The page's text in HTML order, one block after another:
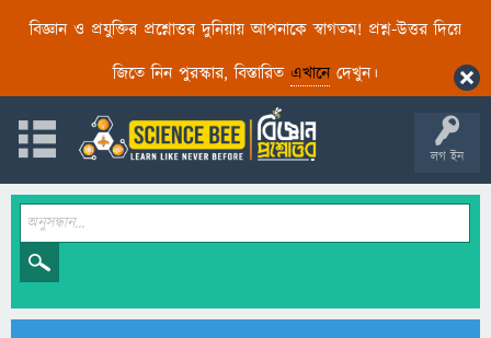
বিজ্ঞান ও প্রযুক্তির প্রশ্নোত্তর দুনিয়ায় আপনাকে স্বাগতম! প্রশ্ন-উত্তর দিয়ে
জিতে নিন পুরস্কার, বিস্তারিত এখানেদেখুন।
লগ ইন